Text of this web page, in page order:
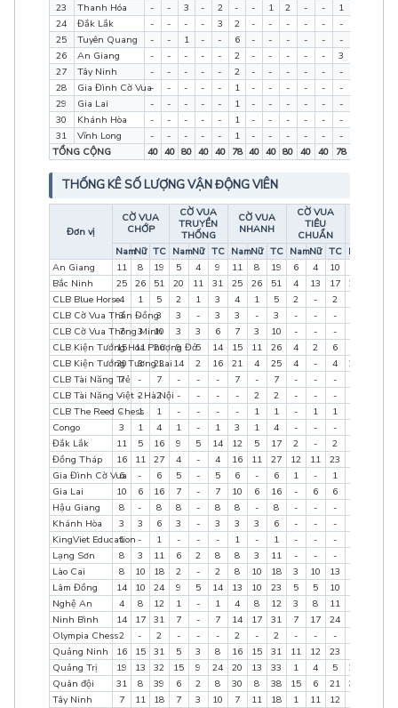
23
Thanh Hóa - - 3 - 2 - - 1 2 - - 1
24
Đắk Lắk - - - - 3 2 - - - - - -
25
Tuyên Quang - - 1 - - 6 - - - - - -
26
An Giang - - - - - 2 - - - - - 3
27
Tây Ninh - - - - - 2 - - - - - -
28
Gia Đình Cờ Vua- - - - - 1 - - - - - -
29
Gia Lai - - - - - 1 - - - - - -
30
Khánh Hòa - - - - - 1 - - - - - -
31
Vĩnh Long - - - - - 1 - - - - - -
TỔNG CỘNG
40 40 80 40 40 78 40 40 80 40 40 78
THỐNG KÊ SỐ LƯỢNG VẬN ĐỘNG VIÊN
Đơn vị
CỜ VUA
CHỚP
CỜ VUA
TRUYỀN
THỐNG
CỜ VUA
NHANH
CỜ VUA
TIÊU
CHUẨN
NamNữ TC NamNữ TC NamNữ TC NamNữ TC Nam
An Giang
11 8 19 5 4 9 11 8 19 6 4 10
Bắc Ninh
25 26 51 20 11 31 25 26 51 4 13 17 26
CLB Blue Horse4 1 5 2 1 3 4 1 5 2 - 2
CLB Cờ Vua Thần Đồng
3 - 3 3 - 3 3 - 3 - - -
CLB Cờ Vua Thông Minh
7 3 10 3 3 6 7 3 10 - - -
CLB Kiện Tướng Hoa Phượng Đỏ
15 11 26 9 5 14 15 11 26 4 2 6
CLB Kiện Tướng Tương Lai
20 3 23 14 2 16 21 4 25 4 - 4 22
CLB Tài Năng Trẻ
7 - 7 - - - 7 - 7 - - -
CLB Tài Năng Việt - Hà Nội
- 2 2 - - - - 2 2 - - -
CLB The Reed Chess
- 1 1 - - - - 1 1 - 1 1
Congo
3 1 4 1 - 1 3 1 4 - - -
Đắk Lắk
11 5 16 9 5 14 12 5 17 2 - 2
Đồng Tháp
16 11 27 4 - 4 16 11 27 12 11 23
Gia Đình Cờ Vua
6 - 6 5 - 5 6 - 6 1 - 1
Gia Lai
10 6 16 7 - 7 10 6 16 - 6 6
Hậu Giang
8 - 8 8 - 8 8 - 8 - - -
Khánh Hòa
3 3 6 3 - 3 3 3 6 - - -
KingViet Education
1 - 1 - - - 1 - 1 - - -
Lạng Sơn
8 3 11 6 2 8 8 3 11 - - -
Lào Cai
8 10 18 2 - 2 8 10 18 3 10 13
Lâm Đồng
14 10 24 9 5 14 13 10 23 5 5 10
Nghệ An
4 8 12 1 - 1 4 8 12 3 8 11
Ninh Bình
14 17 31 7 - 7 14 17 31 7 17 24
Olympia Chess2 - 2 - - - 2 - 2 - - -
Quảng Ninh
16 15 31 5 3 8 16 15 31 11 12 23
Quảng Trị
19 13 32 15 9 24 20 13 33 1 4 5 20
Quân đội
31 8 39 6 2 8 30 8 38 15 6 21 32
Tây Ninh
7 11 18 7 3 10 7 11 18 1 11 12